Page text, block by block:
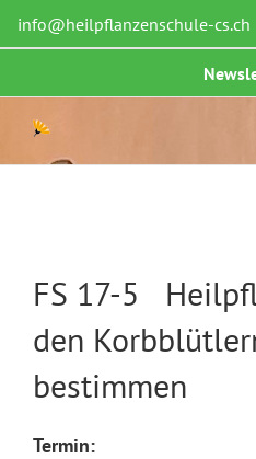
Inhalt
springen
info@heilpflanzenschule-cs.ch
FS 17-5
den
bestimmen
Termin: